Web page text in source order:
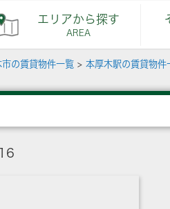
エリアから探す
AREA
市の賃貸物件一覧 > 本厚木駅の賃貸物件